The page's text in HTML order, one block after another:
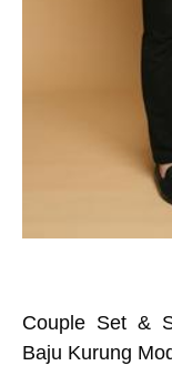
Couple Set &
Baju Kurung